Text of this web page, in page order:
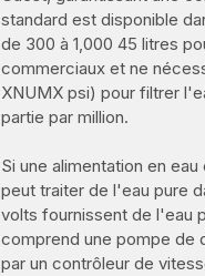
standard est disponible
de 300 à 1,000 45 litres
commerciaux et ne
XNUMX psi) pour filtrer
partie par million.
Si une alimentation en
peut traiter de l'eau pure
volts fournissent de l'eau
comprend une pompe de
par un contrôleur de